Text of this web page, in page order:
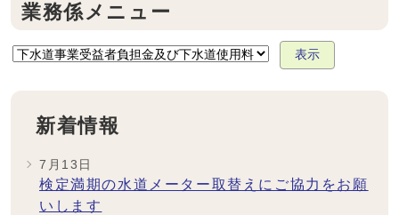
業務係メニュー
表示
新着情報
7月13日
検定満期の水道メーター取替えにご協力をお願
いします